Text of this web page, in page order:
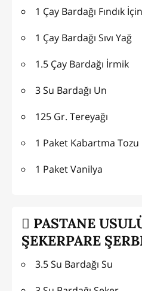
1 Çay Bardağı Fındık İçin
1 Çay Bardağı Sıvı Yağ
1.5 Çay Bardağı İrmik
3 Su Bardağı Un
125 Gr. Tereyağı
1 Paket Kabartma Tozu
1 Paket Vanilya
PASTANE
ŞEKERPARE
3.5 Su Bardağı Su